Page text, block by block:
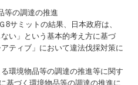
等の調達の推進
サミットの結果、日本政府は、
い」という基本的考え方に基づ
ティブ」において違法伐採対策に
環境物品等の調達の推進等に関す
基づく環境物品等の調達の推進に